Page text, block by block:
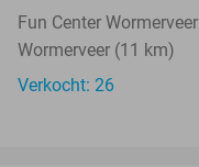
Fun Center Wormerveer
Wormerveer (11 km)
Verkocht: 26